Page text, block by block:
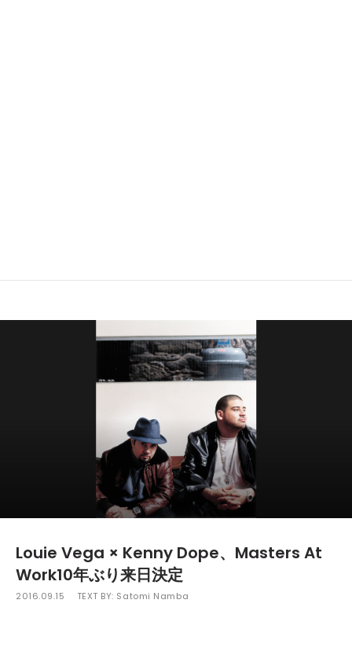
Louie Vega × Kenny Dope、Masters At
Work10年ぶり来日決定
2016.09.15 TEXT BY: Satomi Namba